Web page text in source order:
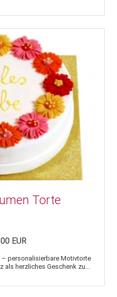
Torte
EUR
– personalisierbare Motivtorte
herzliches Geschenk zu...